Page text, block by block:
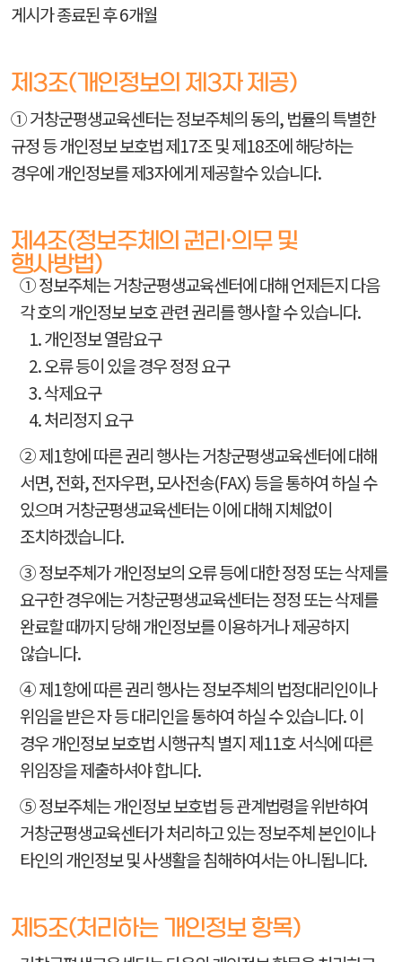
게시가 종료된 후 6개월
제3조(개인정보의 제3자 제공)
① 거창군평생교육센터는 정보주체의 동의, 법률의 특별한
규정 등 개인정보 보호법 제17조 및 제18조에 해당하는
경우에 개인정보를 제3자에게 제공할수 있습니다.
제4조(정보주체의 권리·의무 및
행사방법)
① 정보주체는 거창군평생교육센터에 대해 언제든지 다음
각 호의 개인정보 보호 관련 권리를 행사할 수 있습니다.
1. 개인정보 열람요구
2. 오류 등이 있을 경우 정정 요구
3. 삭제요구
4. 처리정지 요구
② 제1항에 따른 권리 행사는 거창군평생교육센터에 대해
서면, 전화, 전자우편, 모사전송(FAX) 등을 통하여 하실 수
있으며 거창군평생교육센터는 이에 대해 지체없이
조치하겠습니다.
③ 정보주체가 개인정보의 오류 등에 대한 정정 또는 삭제를
요구한 경우에는 거창군평생교육센터는 정정 또는 삭제를
완료할 때까지 당해 개인정보를 이용하거나 제공하지
않습니다.
④ 제1항에 따른 권리 행사는 정보주체의 법정대리인이나
위임을 받은 자 등 대리인을 통하여 하실 수 있습니다. 이
경우 개인정보 보호법 시행규칙 별지 제11호 서식에 따른
위임장을 제출하셔야 합니다.
⑤ 정보주체는 개인정보 보호법 등 관계법령을 위반하여
거창군평생교육센터가 처리하고 있는 정보주체 본인이나
타인의 개인정보 및 사생활을 침해하여서는 아니됩니다.
제5조(처리하는 개인정보 항목)